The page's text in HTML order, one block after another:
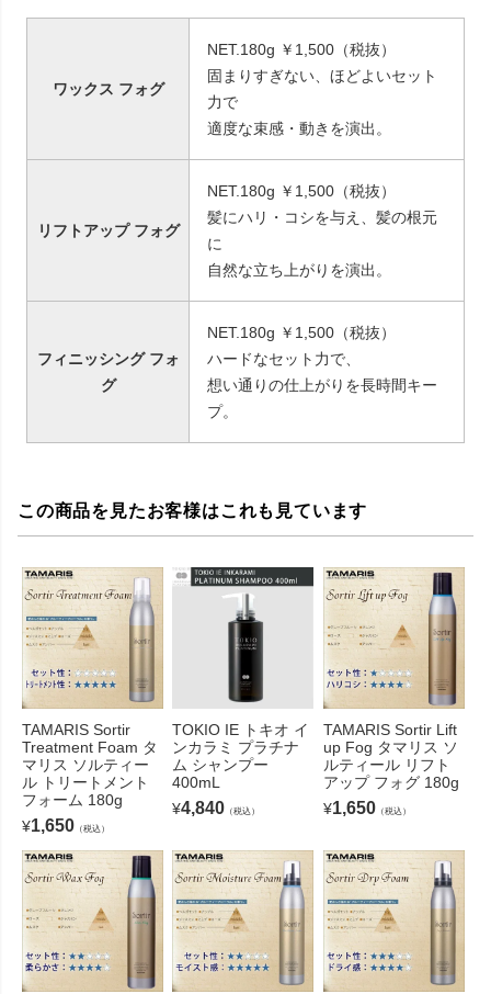
ワックス フォグ
NET.180g ￥1,500（税抜）
固まりすぎない、ほどよいセット
力で
適度な束感・動きを演出。
リフトアップ フォグ
NET.180g ￥1,500（税抜）
髪にハリ・コシを与え、髪の根元
に
自然な立ち上がりを演出。
フィニッシング フォ
グ
NET.180g ￥1,500（税抜）
ハードなセット力で、
想い通りの仕上がりを長時間キー
プ。
この商品を見たお客様はこれも見ています
TAMARIS Sortir
Treatment Foam タ
マリス ソルティー
ル トリートメント
フォーム 180g
¥1,650 （税込）
TOKIO IE トキオ イ
ンカラミ プラチナ
ム シャンプー
400mL
¥4,840 （税込）
TAMARIS Sortir Lift
up Fog タマリス ソ
ルティール リフト
アップ フォグ 180g
¥1,650（税込）